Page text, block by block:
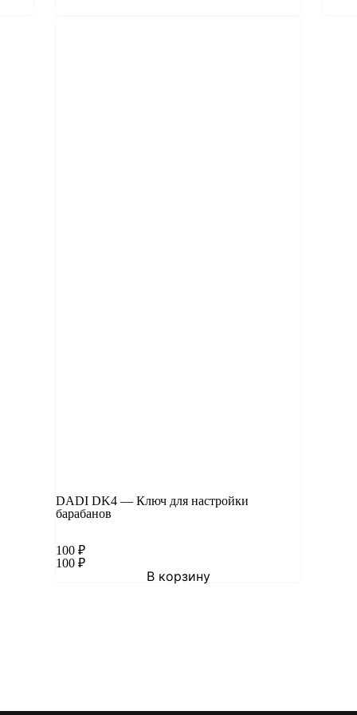
DADI DK4 — Ключ для настройки
барабанов
100₽
100₽
В корзину